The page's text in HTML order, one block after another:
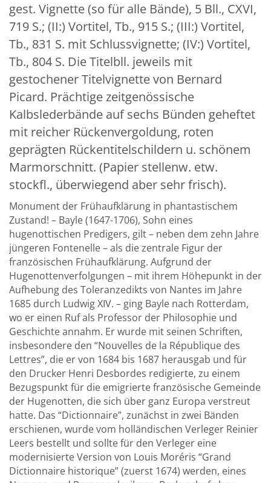
gest. Vignette (so für alle Bände), 5 Bll., CXVI,
719 S.; (II:) Vortitel, Tb., 915 S.; (III:) Vortitel,
Tb., 831 S. mit Schlussvignette; (IV:) Vortitel,
Tb., 804 S. Die Titelbll. jeweils mit
gestochener Titelvignette von Bernard
Picard. Prächtige zeitgenössische
Kalbslederbände auf sechs Bünden geheftet
mit reicher Rückenvergoldung, roten
geprägten Rückentitelschildern u. schönem
Marmorschnitt. (Papier stellenw. etw.
stockfl., überwiegend aber sehr frisch).
Monument der Frühaufklärung in phantastischem
Zustand! – Bayle (1647-1706), Sohn eines
hugenottischen Predigers, gilt – neben dem zehn Jahre
jüngeren Fontenelle – als die zentrale Figur der
französischen Frühaufklärung. Aufgrund der
Hugenottenverfolgungen – mit ihrem Höhepunkt in der
Aufhebung des Toleranzedikts von Nantes im Jahre
1685 durch Ludwig XIV. – ging Bayle nach Rotterdam,
wo er einen Ruf als Professor der Philosophie und
Geschichte annahm. Er wurde mit seinen Schriften,
insbesondere den “Nouvelles de la République des
Lettres”, die er von 1684 bis 1687 herausgab und für
den Drucker Henri Desbordes redigierte, zu einem
Bezugspunkt für die emigrierte französische Gemeinde
der Hugenotten, die sich über ganz Europa verstreut
hatte. Das “Dictionnaire”, zunächst in zwei Bänden
erschienen, wurde vom holländischen Verleger Reinier
Leers bestellt und sollte für den Verleger eine
modernisierte Version von Louis Moréris “Grand
Dictionnaire historique” (zuerst 1674) werden, eines